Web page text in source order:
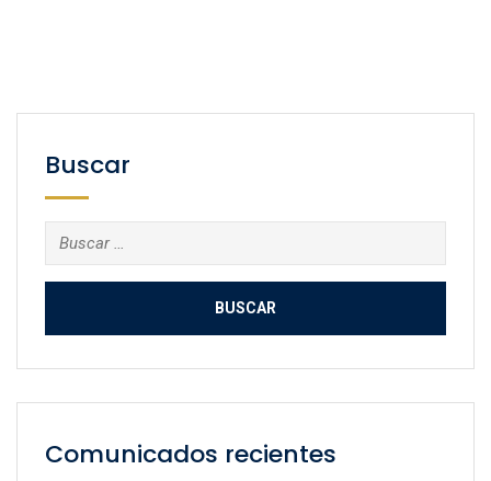
Buscar
Buscar:
Comunicados recientes